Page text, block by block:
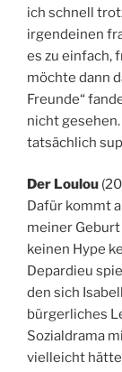
ich schnell
irgendeinen
es zu einfach,
möchte dann
Freunde“
nicht
tatsächlich
Der Loulou
Dafür kommt
meiner
keinen Hype
Depardieu
den sich
bürgerliches
Sozialdrama
vielleicht hätte